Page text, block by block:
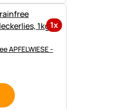
1x
APFELWIESE -